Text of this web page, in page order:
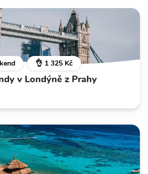
👌 1 325 Kč
v Londýně z Prahy